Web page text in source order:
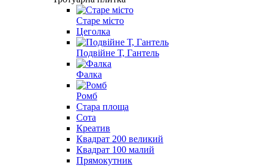
Старе місто
Цеголка
Подвійне Т, Гантель
Фалка
Ромб
Стара площа
Сота
Креатив
Квадрат 200 великий
Квадрат 100 малий
Прямокутник